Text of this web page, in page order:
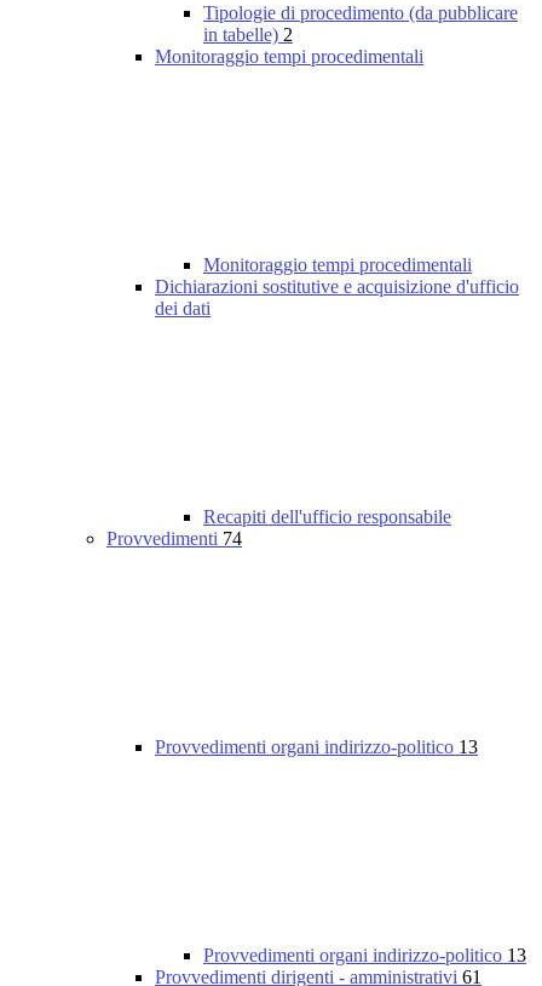
Tipologie di procedimento (da pubblicare
in tabelle) 2
Monitoraggio tempi procedimentali
Monitoraggio tempi procedimentali
Dichiarazioni sostitutive e acquisizione d'ufficio
dei dati
Recapiti dell'ufficio responsabile
Provvedimenti 74
Provvedimenti organi indirizzo-politico 13
Provvedimenti organi indirizzo-politico 13
Provvedimenti dirigenti - amministrativi 61